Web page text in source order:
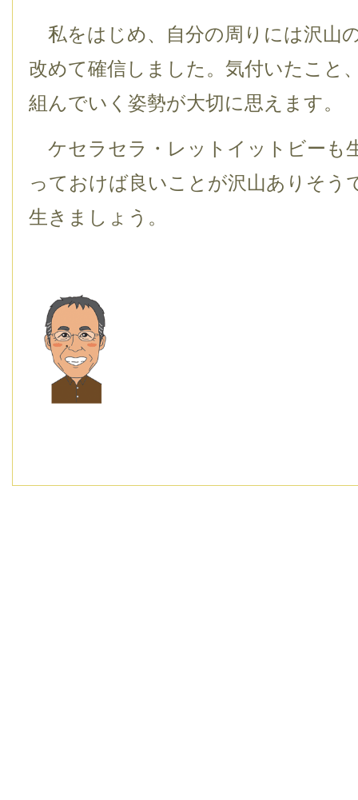
私をはじめ、自分の周りには沢山
改めて確信しました。気付いたこと
組んでいく姿勢が大切に思えます。
ケセラセラ・レットイットビーも
っておけば良いことが沢山ありそう
生きましょう。